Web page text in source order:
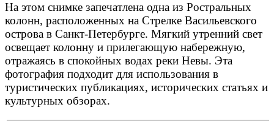
На этом снимке запечатлена одна из Ростральных
колонн, расположенных на Стрелке Васильевского
острова в Санкт-Петербурге. Мягкий утренний свет
освещает колонну и прилегающую набережную,
отражаясь в спокойных водах реки Невы. Эта
фотография подходит для использования в
туристических публикациях, исторических статьях и
культурных обзорах.